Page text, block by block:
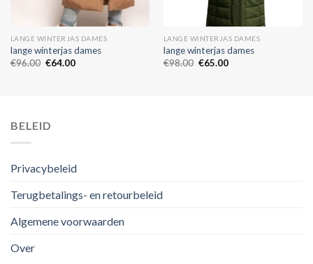
LANGE WINTERJAS DAMES
lange winterjas dames
€96.00 €64.00
LANGE WINTERJAS DAMES
lange winterjas dames
€98.00 €65.00
BELEID
Privacybeleid
Terugbetalings- en retourbeleid
Algemene voorwaarden
Over